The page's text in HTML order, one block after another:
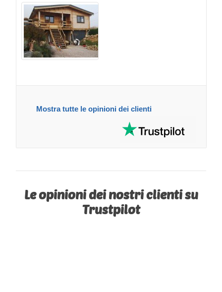
Mostra tutte le opinioni dei clienti
Le opinioni dei nostri clienti su
Trustpilot